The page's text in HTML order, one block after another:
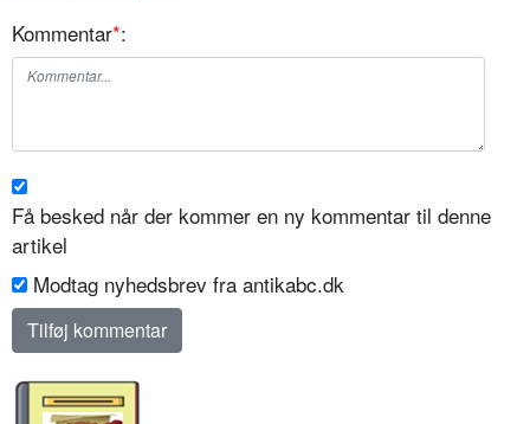
Kommentar*:
Få besked når der kommer en ny kommentar til denne
artikel
Modtag nyhedsbrev fra antikabc.dk